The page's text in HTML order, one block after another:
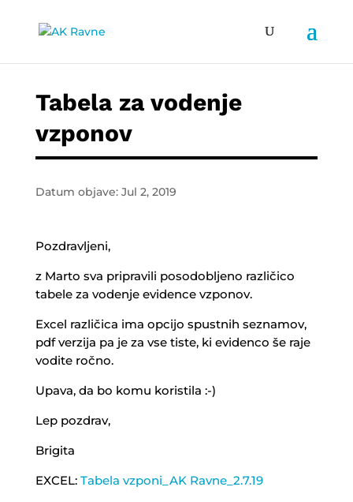
Tabela za vodenje
vzponov
Datum objave: Jul 2, 2019
Pozdravljeni,
z Marto sva pripravili posodobljeno različico
tabele za vodenje evidence vzponov.
Excel različica ima opcijo spustnih seznamov,
pdf verzija pa je za vse tiste, ki evidenco še raje
vodite ročno.
Upava, da bo komu koristila :-)
Lep pozdrav,
Brigita
EXCEL: Tabela vzponi_AK Ravne_2.7.19